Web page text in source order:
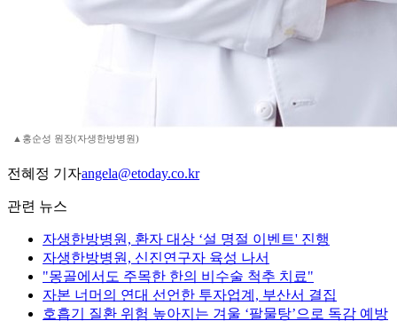
▲홍순성 원장(자생한방병원)
전혜정 기자angela@etoday.co.kr
관련 뉴스
자생한방병원, 환자 대상 ‘설 명절 이벤트' 진행
자생한방병원, 신진연구자 육성 나서
"몽골에서도 주목한 한의 비수술 척추 치료"
자본 너머의 연대 선언한 투자업계, 부산서 결집
호흡기 질환 위험 높아지는 겨울 ‘팔물탕’으로 독감 예방